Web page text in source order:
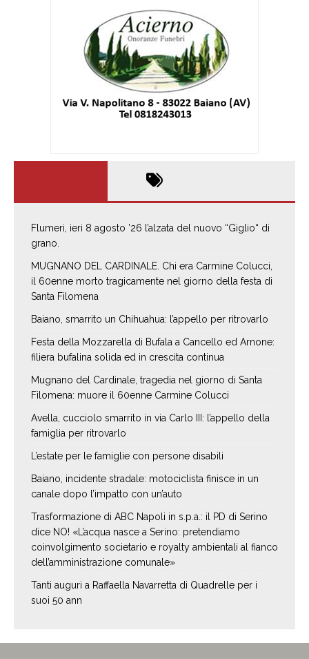
Flumeri, ieri 8 agosto ’26 l’alzata del nuovo “Giglio“ di
grano.
MUGNANO DEL CARDINALE. Chi era Carmine Colucci,
il 60enne morto tragicamente nel giorno della festa di
Santa Filomena
Baiano, smarrito un Chihuahua: l’appello per ritrovarlo
Festa della Mozzarella di Bufala a Cancello ed Arnone:
filiera bufalina solida ed in crescita continua
Mugnano del Cardinale, tragedia nel giorno di Santa
Filomena: muore il 60enne Carmine Colucci
Avella, cucciolo smarrito in via Carlo III: l’appello della
famiglia per ritrovarlo
L’estate per le famiglie con persone disabili
Baiano, incidente stradale: motociclista finisce in un
canale dopo l’impatto con un’auto
Trasformazione di ABC Napoli in s.p.a.: il PD di Serino
dice NO! «L’acqua nasce a Serino: pretendiamo
coinvolgimento societario e royalty ambientali al fianco
dell’amministrazione comunale»
Tanti auguri a Raffaella Navarretta di Quadrelle per i
suoi 50 ann